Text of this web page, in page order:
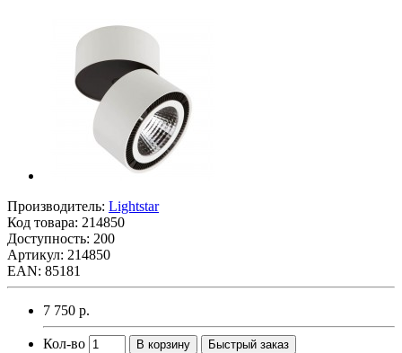
Производитель: Lightstar
Код товара: 214850
Доступность: 200
Артикул: 214850
EAN: 85181
7 750 р.
Кол-во В корзину Быстрый заказ